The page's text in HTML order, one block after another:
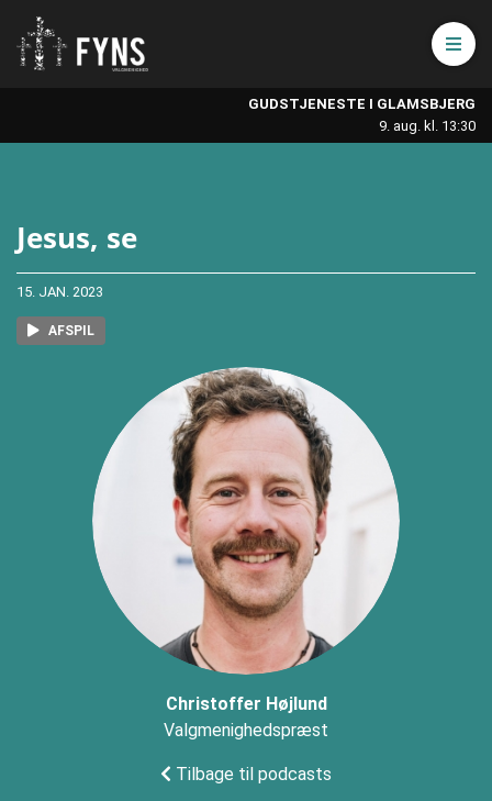
GUDSTJENESTE I GLAMSBJERG
9. aug. kl. 13:30
Åbn
Christoffer Højlund
Valgmenighedspræst
Tilbage til podcasts
Jesus, se
15. JAN. 2023
AFSPIL